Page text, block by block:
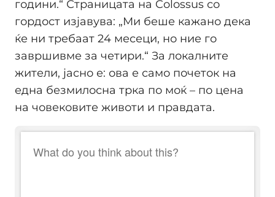
години.“ Страницата на Colossus со
гордост изјавува: „Ми беше кажано дека
ќе ни требаат 24 месеци, но ние го
завршивме за четири.“ За локалните
жители, јасно е: ова е само почеток на
една безмилосна трка по моќ – по цена
на човековите животи и правдата.